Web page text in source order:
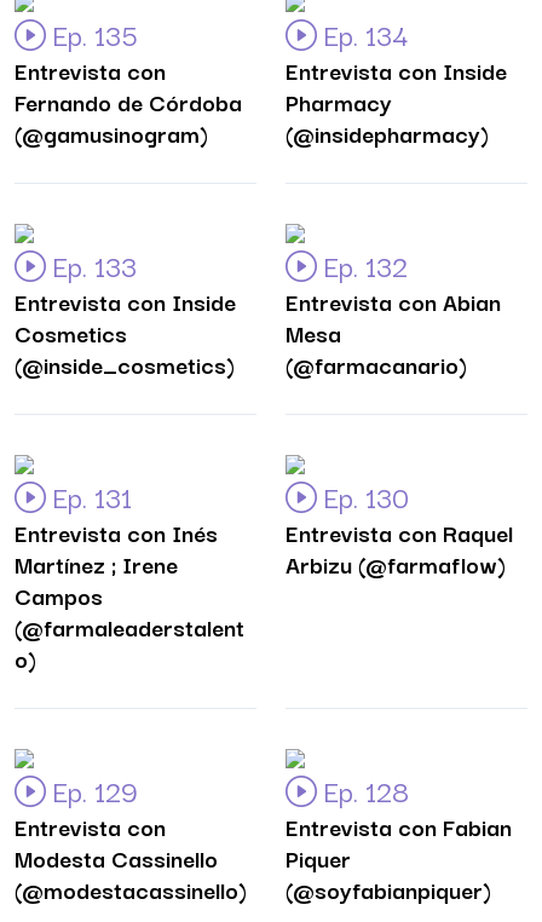
Ep. 135
Entrevista con
Fernando de Córdoba
(@gamusinogram)
Ep. 134
Entrevista con Inside
Pharmacy
(@insidepharmacy)
Ep. 133
Entrevista con Inside
Cosmetics
(@inside_cosmetics)
Ep. 132
Entrevista con Abian
Mesa
(@farmacanario)
Ep. 131
Entrevista con Inés
Martínez ; Irene
Campos
(@farmaleaderstalent
o)
Ep. 130
Entrevista con Raquel
Arbizu (@farmaflow)
Ep. 129
Entrevista con
Modesta Cassinello
(@modestacassinello)
Ep. 128
Entrevista con Fabian
Piquer
(@soyfabianpiquer)